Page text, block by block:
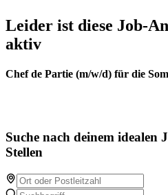
Leider ist diese Job-
aktiv
Chef de Partie (m/w/d) für die
Suche nach deinem idealen
Stellen